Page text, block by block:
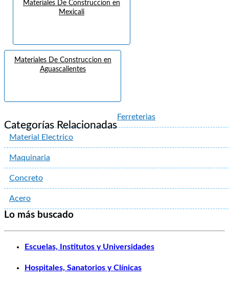
Materiales De Construccion en
Mexicali
Materiales De Construccion en
Aguascalientes
Categorías Relacionadas
Ferreterias
Material Electrico
Maquinaria
Concreto
Acero
Lo más buscado
Escuelas, Institutos y Universidades
Hospitales, Sanatorios y Clínicas